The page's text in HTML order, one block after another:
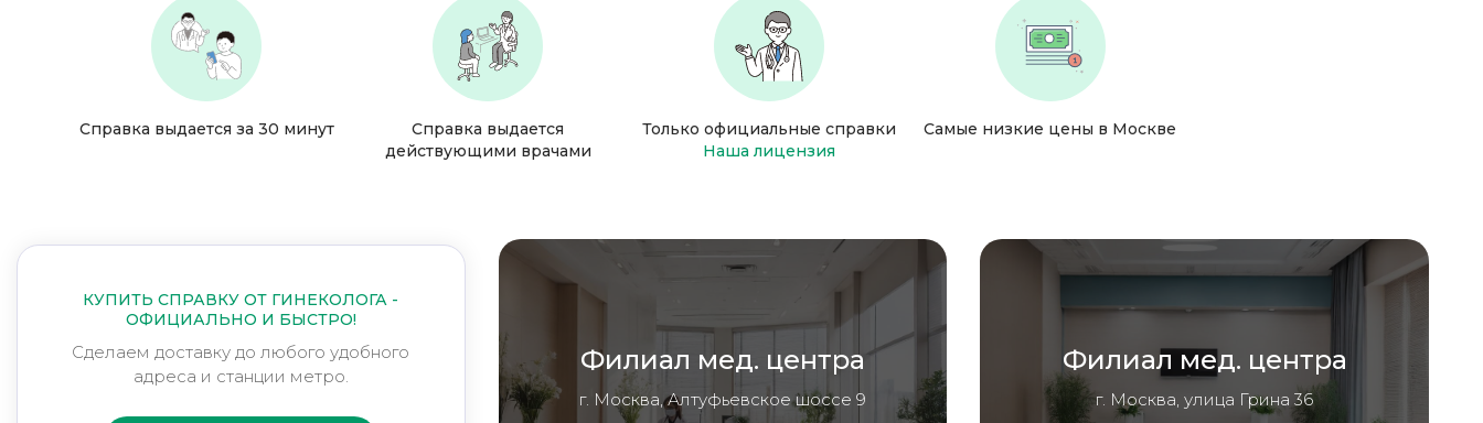
Справка выдается за 30 минут
Справка выдается
действующими врачами
Только официальные справки
Наша лицензия
Самые низкие цены в Москве
КУПИТЬ СПРАВКУ ОТ ГИНЕКОЛОГА -
ОФИЦИАЛЬНО И БЫСТРО!
Сделаем доставку до любого удобного
адреса и станции метро.
Филиал мед. центра
г. Москва, Алтуфьевское шоссе 9
Филиал мед. центра
г. Москва, улица Грина 36